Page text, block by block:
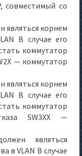
совместимый со
являться корнем
В случае его
коммутатор
— коммутатор
являться корнем
В случае его
коммутатор
SW3XX —
являться
в VLAN В случае